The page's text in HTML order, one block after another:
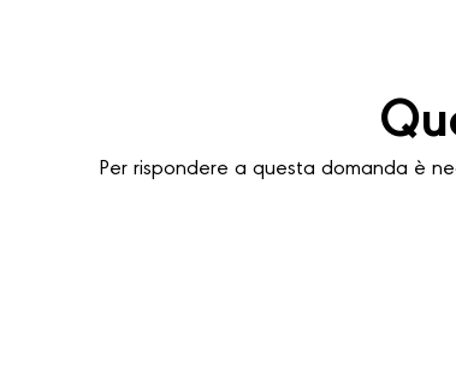
Per rispondere a questa domanda è